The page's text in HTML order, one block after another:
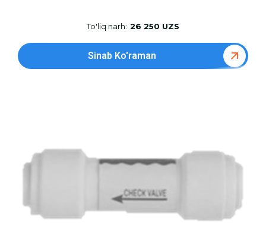
To'liq narh: 26 250 UZS
Sinab Ko'raman